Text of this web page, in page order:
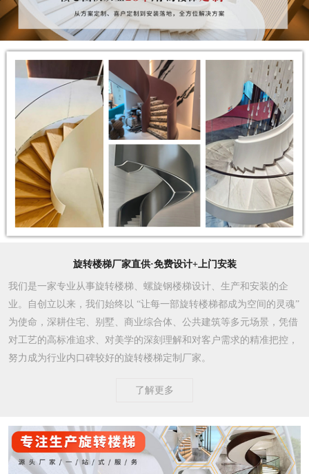
旋转楼梯厂家直供·免费设计+上门安装
我们是一家专业从事旋转楼梯、螺旋钢楼梯设计、生产和安装的企
业。自创立以来，我们始终以 “让每一部旋转楼梯都成为空间的灵魂”
为使命，深耕住宅、别墅、商业综合体、公共建筑等多元场景，凭借
对工艺的高标准追求、对美学的深刻理解和对客户需求的精准把控，
努力成为行业内口碑较好的旋转楼梯定制厂家。​
了解更多